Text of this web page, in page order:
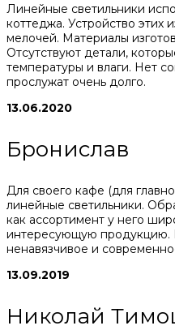
Линейные светильники
коттеджа. Устройство этих
мелочей. Материалы
Отсутствуют детали,
температуры и влаги. Нет
прослужат очень долго.
13.06.2020
Бронислав
Для своего кафе (для
линейные светильники.
как ассортимент у него
интересующую продукцию.
ненавязчивое и
13.09.2019
Николай